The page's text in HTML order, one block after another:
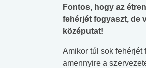
Fontos, hogy az
fehérjét fogyaszt, de
középutat!
Amikor túl sok fehérjét
amennyire a